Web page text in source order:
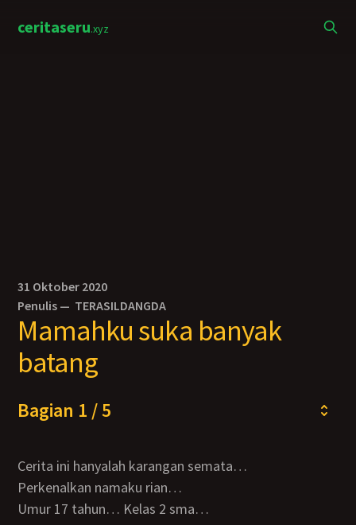
ceritaseru.xyz
31 Oktober 2020
Penulis — TERASILDANGDA
Mamahku suka banyak
batang
Bagian 1 / 5
Cerita ini hanyalah karangan semata…
Perkenalkan namaku rian…
Umur 17 tahun… Kelas 2 sma…